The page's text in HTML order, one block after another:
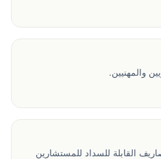
والمهنيين.
القابلة للسداد للمستشارين